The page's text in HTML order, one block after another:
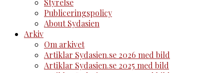
Styrelse
Publiceringspolicy
About Sydasien
Arkiv
Om arkivet
Artiklar Sydasien.se 2026 med bild
Artiklar Sydasien.se 2025 med bild